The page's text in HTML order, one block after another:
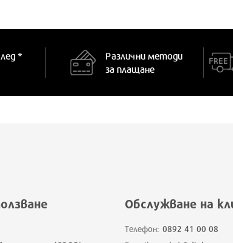
*
Различни методи
за плащане
Обслужване на
Телефон: 0892 41 00 08